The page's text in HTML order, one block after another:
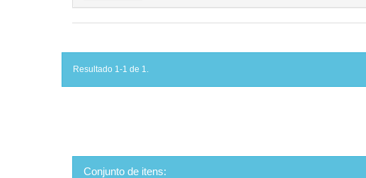
Resultado 1-1 de 1.
Conjunto de itens: